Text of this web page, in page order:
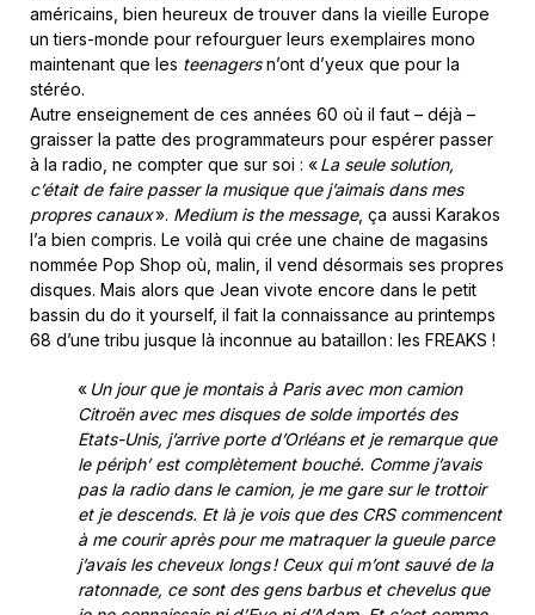
américains, bien heureux de trouver dans la vieille Europe
un tiers-monde pour refourguer leurs exemplaires mono
maintenant que les teenagersn’ont d’yeux que pour la
stéréo.
Autre enseignement de ces années 60 où il faut – déjà –
graisser la patte des programmateurs pour espérer passer
à la radio, ne compter que sur soi : «La seule solution,
c’était de faire passer la musique que j’aimais dans mes
propres canaux». Medium is the message, ça aussi Karakos
l’a bien compris. Le voilà qui crée une chaine de magasins
nommée Pop Shop où, malin, il vend désormais ses propres
disques. Mais alors que Jean vivote encore dans le petit
bassin du do it yourself, il fait la connaissance au printemps
68 d’une tribu jusque là inconnue au bataillon : les FREAKS !
« Un jour que je montais à Paris avec mon camion
Citroën avec mes disques de solde importés des
Etats-Unis, j’arrive porte d’Orléans et je remarque que
le périph’ est complètement bouché. Comme j’avais
pas la radio dans le camion, je me gare sur le trottoir
et je descends. Et là je vois que des CRS commencent
à me courir après pour me matraquer la gueule parce
j’avais les cheveux longs ! Ceux qui m’ont sauvé de la
ratonnade, ce sont des gens barbus et chevelus que